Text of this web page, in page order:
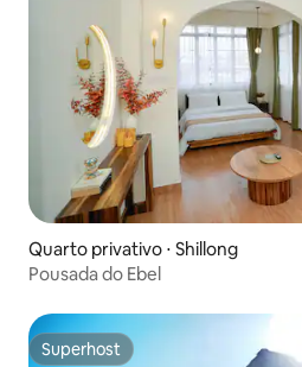
Quarto privativo ⋅ Shillong
Pousada do Ebel
Superhost
Superhost